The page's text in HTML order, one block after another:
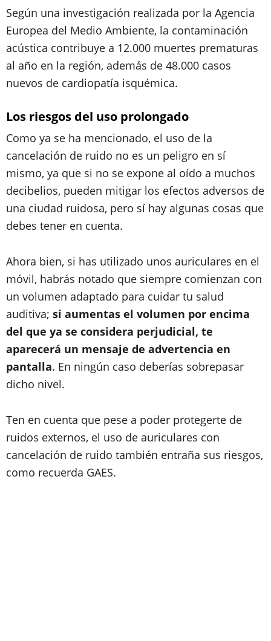
Según una investigación realizada por la Agencia
Europea del Medio Ambiente, la contaminación
acústica contribuye a 12.000 muertes prematuras
al año en la región, además de 48.000 casos
nuevos de cardiopatía isquémica.
Los riesgos del uso prolongado
Como ya se ha mencionado, el uso de la
cancelación de ruido no es un peligro en sí
mismo, ya que si no se expone al oído a muchos
decibelios, pueden mitigar los efectos adversos de
una ciudad ruidosa, pero sí hay algunas cosas que
debes tener en cuenta.
Ahora bien, si has utilizado unos auriculares en el
móvil, habrás notado que siempre comienzan con
un volumen adaptado para cuidar tu salud
auditiva; si aumentas el volumen por encima
del que ya se considera perjudicial, te
aparecerá un mensaje de advertencia en
pantalla. En ningún caso deberías sobrepasar
dicho nivel.
Ten en cuenta que pese a poder protegerte de
ruidos externos, el uso de auriculares con
cancelación de ruido también entraña sus riesgos,
como recuerda GAES.